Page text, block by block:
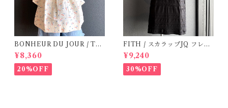
BONHEUR DU JOUR / TO
SCANE BlOUSE (Rose 2~6
Y)
¥8,360
20%OFF
FITH / スカラップJQ フレン
チスリーブTシャツ (Black) /
Size 1・2
¥9,240
30%OFF